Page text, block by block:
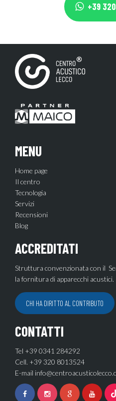
+39
MENU
Home page
Il centro
Tecnologia
Servizi
Recensioni
Blog
ACCREDITATI
Struttura convenzionata con il
la fornitura di apparecchi acustici.
CHI HA DIRITTO AL CONTRIBUTO
CONTATTI
Tel +39 0341 284292
Cell. +39 320 8013524
E-mail